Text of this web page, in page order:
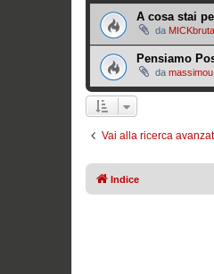
A cosa stai
da
Pensiamo
da massimou
Vai alla ricerca
Indice